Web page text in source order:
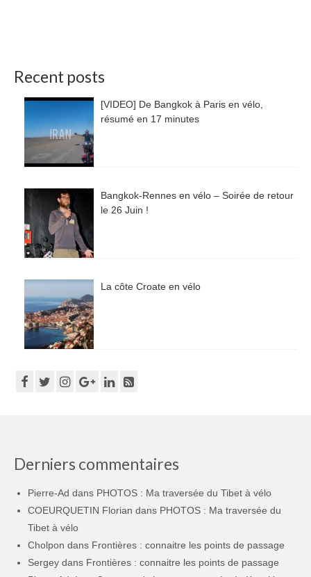
Recent posts
[VIDEO] De Bangkok à Paris en vélo,
résumé en 17 minutes
Bangkok-Rennes en vélo – Soirée de retour
le 26 Juin !
La côte Croate en vélo
Derniers commentaires
Pierre-Ad dans PHOTOS : Ma traversée du Tibet à vélo
COEURQUETIN Florian dans PHOTOS : Ma traversée du
Tibet à vélo
Cholpon dans Frontières : connaitre les points de passage
Sergey dans Frontières : connaitre les points de passage